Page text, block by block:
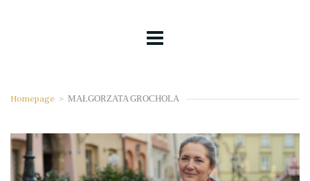
Homepage > MAŁGORZATA GROCHOLA